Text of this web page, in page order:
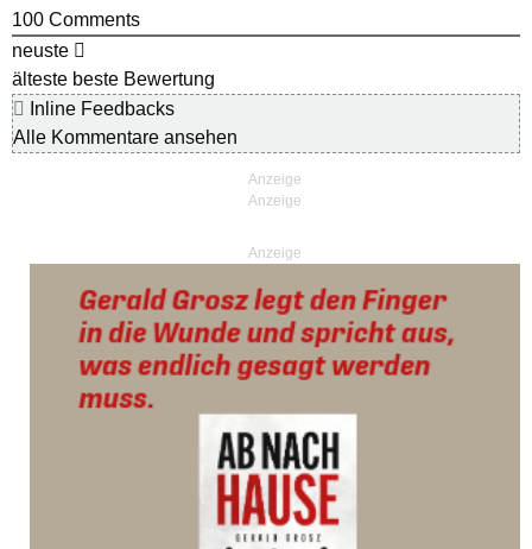
100 Comments
neuste
älteste beste Bewertung
Inline Feedbacks
Alle Kommentare ansehen
Anzeige